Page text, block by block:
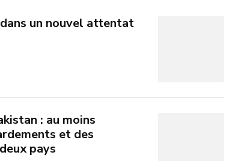
un nouvel attentat
: au moins
et des
pays